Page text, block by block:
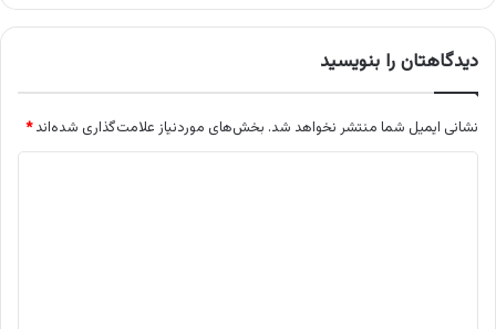
دیدگاهتان را بنویسید
نشانی ایمیل شما منتشر نخواهد شد. بخش‌های موردنیاز علامت‌گذاری شده‌اند*